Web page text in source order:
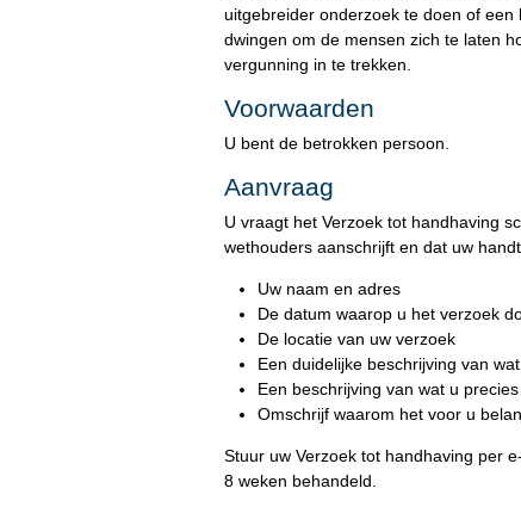
uitgebreider onderzoek te doen of een
dwingen om de mensen zich te laten
vergunning in te trekken.
Voorwaarden
U bent de betrokken persoon.
Aanvraag
U vraagt het Verzoek tot handhaving
wethouders aanschrijft en dat uw
Uw naam en adres
De datum waarop u het verzoek
De locatie van uw verzoek
Een duidelijke beschrijving van
Een beschrijving van wat u
Omschrijf waarom het voor u
Stuur uw Verzoek tot handhaving per
8 weken behandeld.